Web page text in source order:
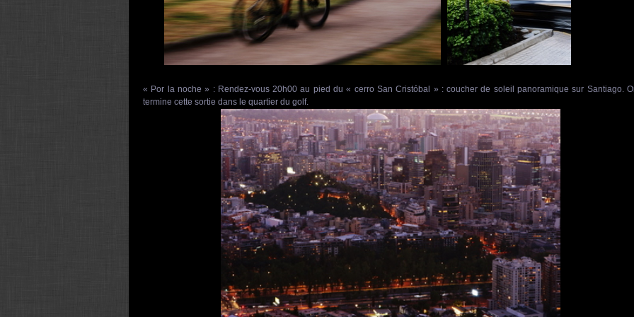
« Por la noche » : Rendez-vous 20h00 au pied du « cerro San Cristóbal » : coucher de soleil panoramique sur Santiago.
termine cette sortie dans le quartier du golf.